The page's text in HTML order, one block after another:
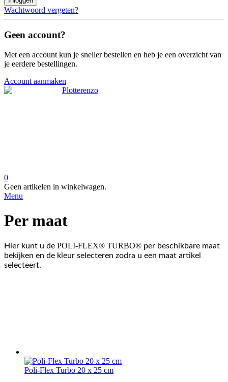
Wachtwoord vergeten?
Geen account?
Met een account kun je sneller bestellen en heb je een overzicht van
je eerdere bestellingen.
Account aanmaken
0
Geen artikelen in winkelwagen.
Menu
Per maat
Hier kunt u de POLI-FLEX® TURBO® per beschikbare maat
bekijken en de kleur selecteren zodra u een maat artikel
selecteert.
Poli-Flex Turbo 20 x 25 cm